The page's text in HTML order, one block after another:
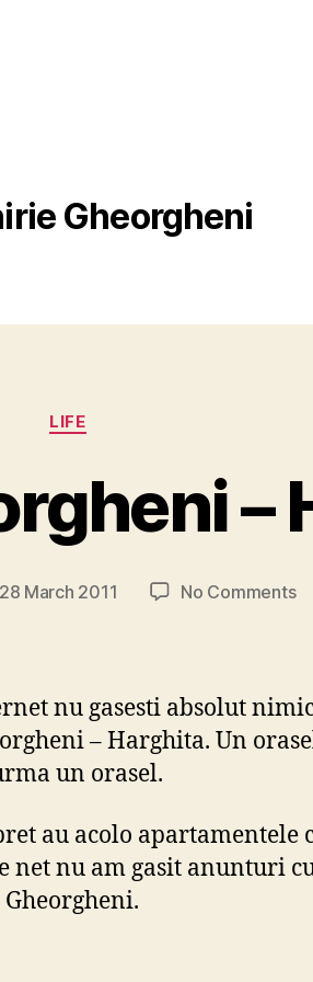
Gheorgheni
Categories
LIFE
–
28 March 2011 No Commentson
–
nu gasesti absolut
– Harghita. Un
un orasel.
au acolo apartamentele
net nu am gasit anunturi